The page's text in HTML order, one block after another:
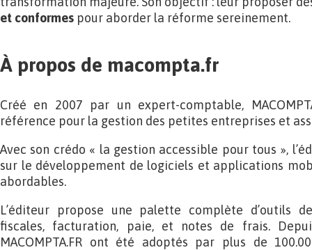
et conformes pour aborder la réforme sereinement.
À propos de macompta.fr
Créé en 2007 par un expert-comptable,
référence pour la gestion des petites entreprises et
Avec son crédo « la gestion accessible pour tous »,
sur le développement de logiciels et applications
abordables.
L’éditeur propose une palette complète d’outils
fiscales, facturation, paie, et notes de frais.
MACOMPTA.FR ont été adoptés par plus de